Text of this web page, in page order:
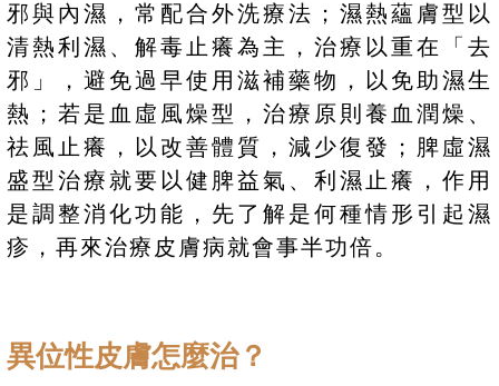
邪與內濕，常配合外洗療法；濕熱蘊膚型以
清熱利濕、解毒止癢為主，治療以重在「去
邪」，避免過早使用滋補藥物，以免助濕生
熱；若是血虛風燥型，治療原則養血潤燥、
祛風止癢，以改善體質，減少復發；脾虛濕
盛型治療就要以健脾益氣、利濕止癢，作用
是調整消化功能，先了解是何種情形引起濕
疹，再來治療皮膚病就會事半功倍。
異位性皮膚怎麼治？